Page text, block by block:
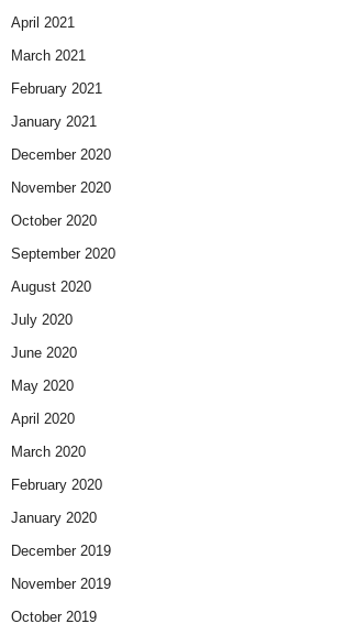
April 2021
March 2021
February 2021
January 2021
December 2020
November 2020
October 2020
September 2020
August 2020
July 2020
June 2020
May 2020
April 2020
March 2020
February 2020
January 2020
December 2019
November 2019
October 2019